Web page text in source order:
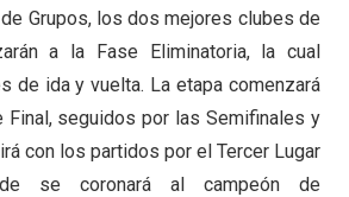
Grupos, los dos mejores clubes de
a la Fase Eliminatoria, la cual
de ida y vuelta. La etapa comenzará
Final, seguidos por las Semifinales y
con los partidos por el Tercer Lugar
se coronará al campeón de